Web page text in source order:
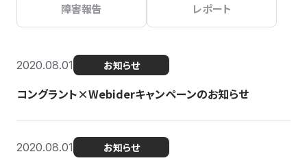
障害報告 レポート
2020.08.01 お知らせ
コングラント×Webiderキャンペーンのお知らせ
2020.08.01 お知らせ